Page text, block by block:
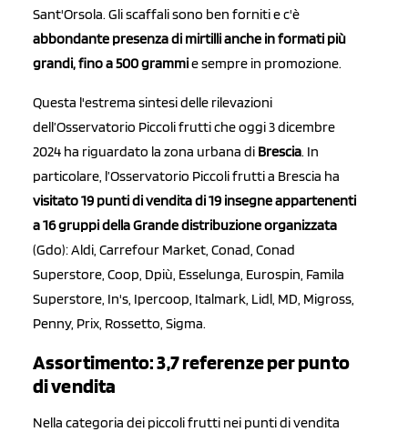
Sant'Orsola. Gli scaffali sono ben forniti e c'è
abbondante presenza di mirtilli anche in formati più
grandi, fino a 500 grammie sempre in promozione.
Questa l'estrema sintesi delle rilevazioni
dell’Osservatorio Piccoli frutti che oggi 3 dicembre
2024 ha riguardato la zona urbana di Brescia. In
particolare, l’Osservatorio Piccoli frutti a Brescia ha
visitato 19 punti di vendita di 19 insegne appartenenti
a 16 gruppi della Grande distribuzione organizzata
(Gdo): Aldi, Carrefour Market, Conad, Conad
Superstore, Coop, Dpiù, Esselunga, Eurospin, Famila
Superstore, In's, Ipercoop, Italmark, Lidl, MD, Migross,
Penny, Prix, Rossetto, Sigma.
Assortimento: 3,7 referenze per punto
di vendita
Nella categoria dei piccoli frutti nei punti di vendita